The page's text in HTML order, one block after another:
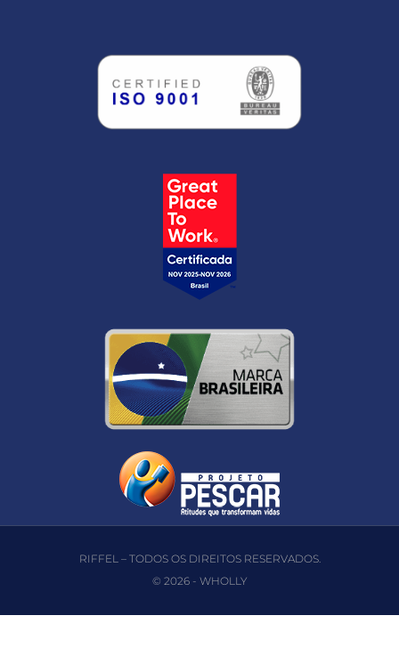
RIFFEL – TODOS OS DIREITOS RESERVADOS.
© 2026 - WHOLLY